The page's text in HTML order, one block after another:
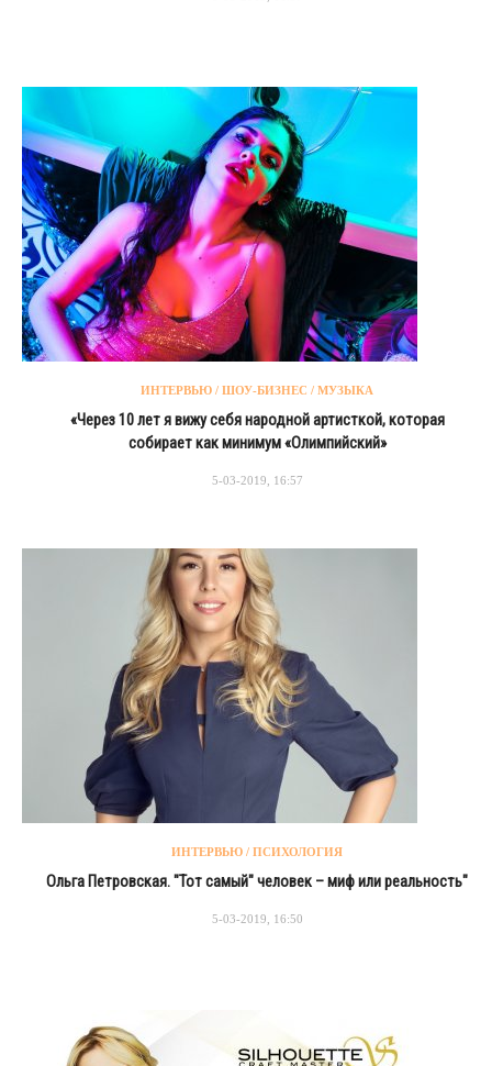
ИНТЕРВЬЮ / ШОУ-БИЗНЕС / МУЗЫКА
«Через 10 лет я вижу себя народной артисткой, которая
собирает как минимум «Олимпийский»
5-03-2019, 16:57
ИНТЕРВЬЮ / ПСИХОЛОГИЯ
Ольга Петровская. "Тот самый" человек – миф или реальность"
5-03-2019, 16:50